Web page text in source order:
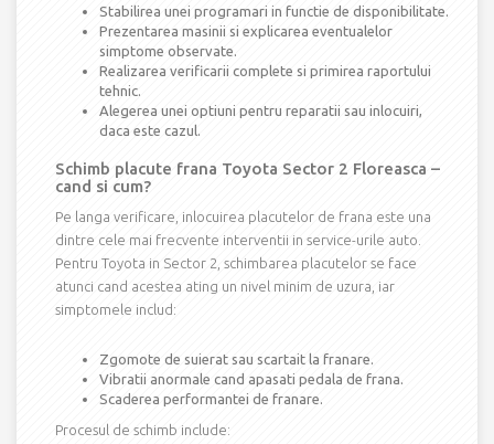
Stabilirea unei programari in functie de disponibilitate.
Prezentarea masinii si explicarea eventualelor
simptome observate.
Realizarea verificarii complete si primirea raportului
tehnic.
Alegerea unei optiuni pentru reparatii sau inlocuiri,
daca este cazul.
Schimb placute frana Toyota Sector 2 Floreasca –
cand si cum?
Pe langa verificare, inlocuirea placutelor de frana este una
dintre cele mai frecvente interventii in service-urile auto.
Pentru Toyota in Sector 2, schimbarea placutelor se face
atunci cand acestea ating un nivel minim de uzura, iar
simptomele includ:
Zgomote de suierat sau scartait la franare.
Vibratii anormale cand apasati pedala de frana.
Scaderea performantei de franare.
Procesul de schimb include: